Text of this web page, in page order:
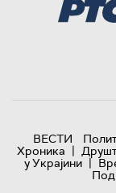
ВЕСТИ
Хроника |
у Украјини |